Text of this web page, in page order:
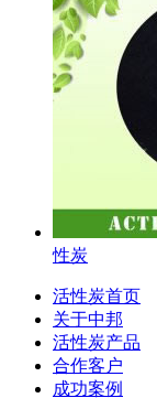
性炭
活性炭首页
关于中邦
活性炭产品
合作客户
成功案例